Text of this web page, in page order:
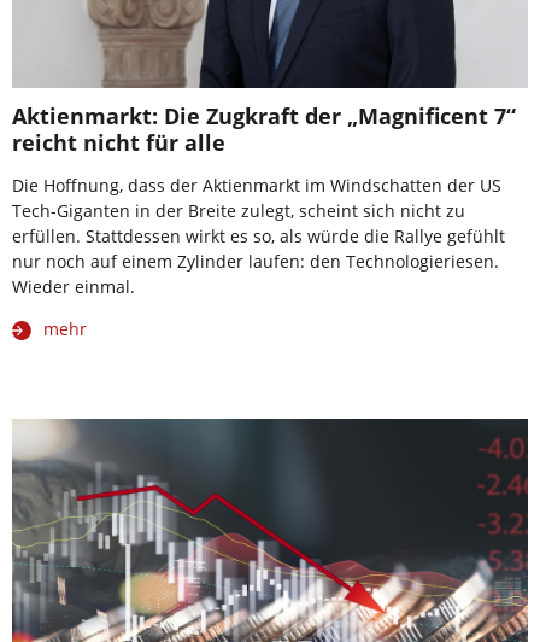
Aktienmarkt: Die Zugkraft der „Magnificent 7“
reicht nicht für alle
Die Hoffnung, dass der Aktienmarkt im Windschatten der US
Tech-Giganten in der Breite zulegt, scheint sich nicht zu
erfüllen. Stattdessen wirkt es so, als würde die Rallye gefühlt
nur noch auf einem Zylinder laufen: den Technologieriesen.
Wieder einmal.
mehr